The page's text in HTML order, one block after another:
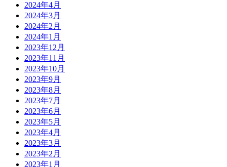
2024年4月
2024年3月
2024年2月
2024年1月
2023年12月
2023年11月
2023年10月
2023年9月
2023年8月
2023年7月
2023年6月
2023年5月
2023年4月
2023年3月
2023年2月
2023年1月